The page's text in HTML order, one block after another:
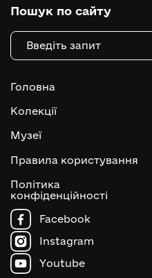
Пошук по сайту
Головна
Колекції
Музеї
Правила користування
Політика
конфіденційності
Facebook
Instagram
Youtube